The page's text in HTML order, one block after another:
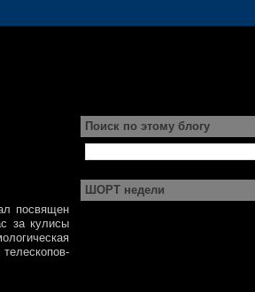
посвящен
за кулисы
Поиск по этому блогу
ШОРТ недели